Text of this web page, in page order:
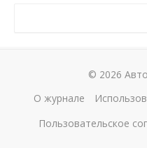
© 2026
О журнале
Пользовательское